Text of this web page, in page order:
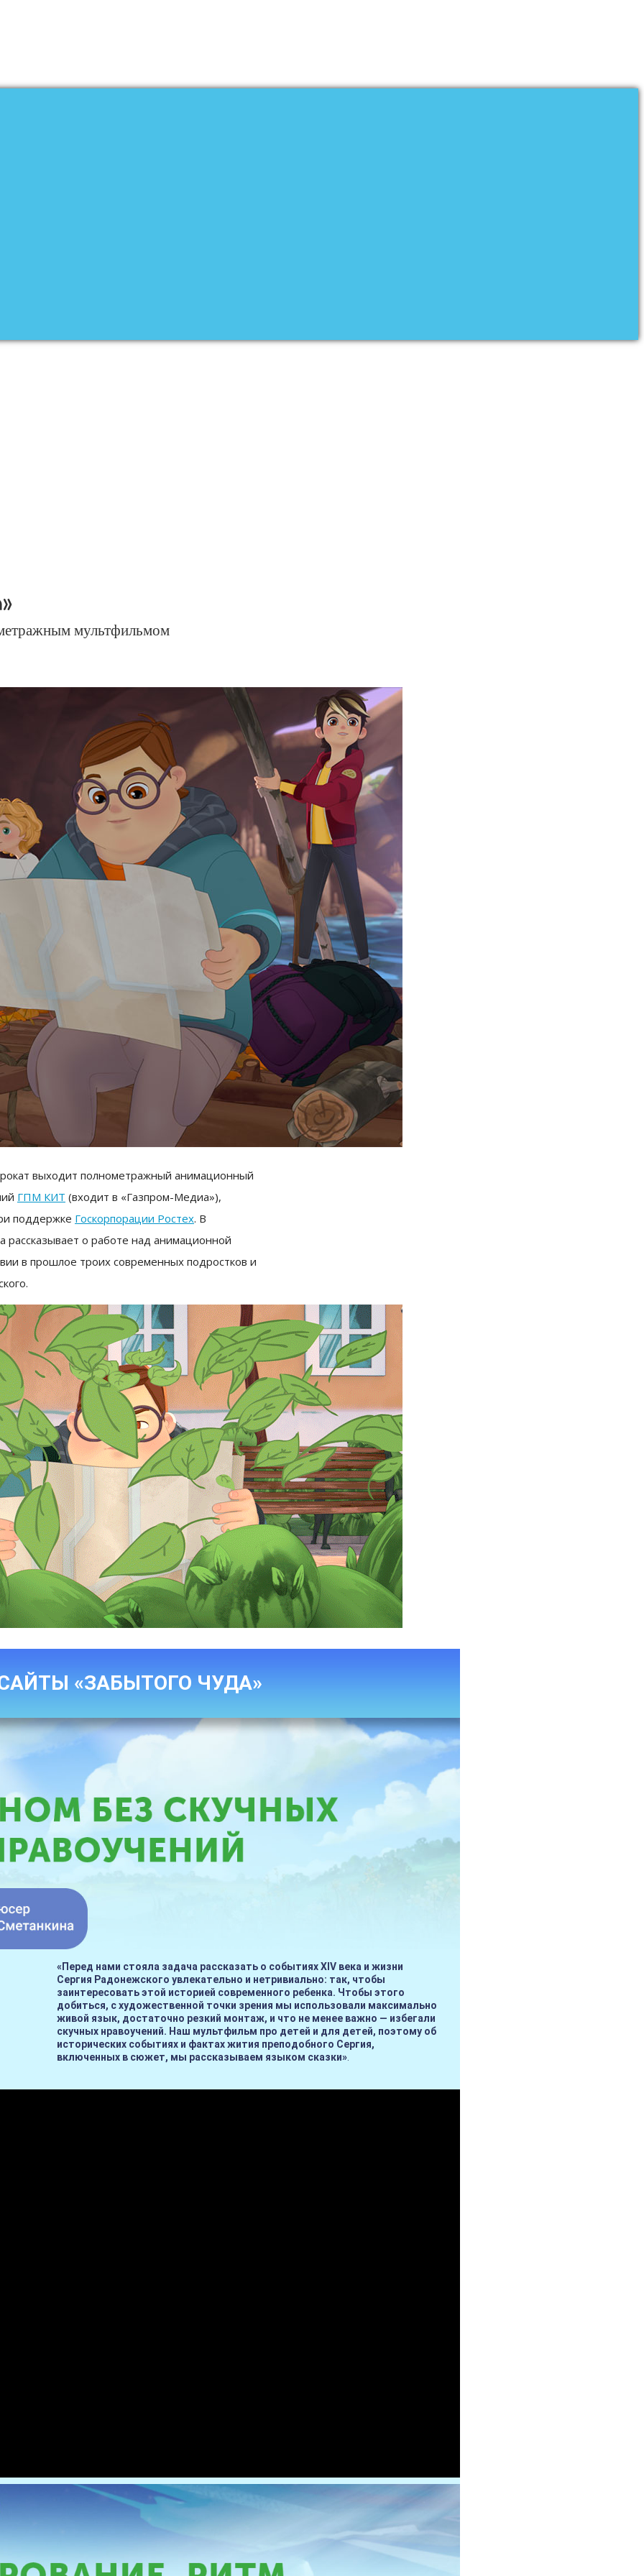
мультфильмом
выходит полнометражный анимационный
ГПМ КИТ (входит в «Газпром-Медиа»),
поддержке Госкорпорации Ростех. В
рассказывает о работе над анимационной
в прошлое троих современных подростков и
«ЗАБЫТОГО ЧУДА»
«Перед нами стояла задача рассказать о событиях XIV века и жизни
Сергия Радонежского увлекательно и нетривиально: так, чтобы
заинтересовать этой историей современного ребенка. Чтобы этого
добиться, с художественной точки зрения мы использовали максимально
живой язык, достаточно резкий монтаж, и что не менее важно — избегали
скучных нравоучений. Наш мультфильм про детей и для детей, поэтому об
исторических событиях и фактах жития преподобного Сергия,
включенных в сюжет, мы рассказываем языком сказки»